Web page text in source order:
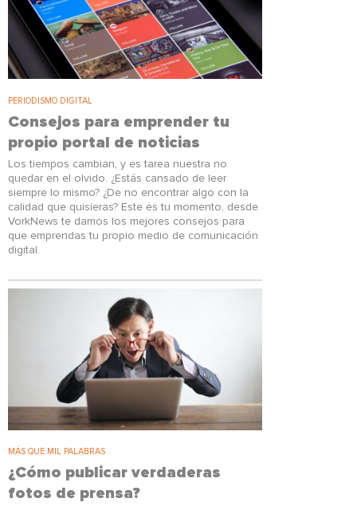
PERIODISMO DIGITAL
Consejos para emprender tu
propio portal de noticias
Los tiempos cambian, y es tarea nuestra no
quedar en el olvido. ¿Estás cansado de leer
siempre lo mismo? ¿De no encontrar algo con la
calidad que quisieras? Este es tu momento, desde
VorkNews te damos los mejores consejos para
que emprendas tu propio medio de comunicación
digital.
MÁS QUE MIL PALABRAS
¿Cómo publicar verdaderas
fotos de prensa?